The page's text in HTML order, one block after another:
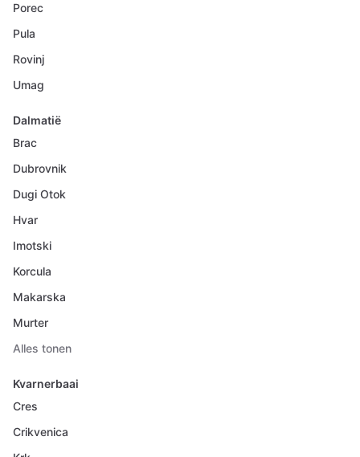
Porec
Pula
Rovinj
Umag
Dalmatië
Brac
Dubrovnik
Dugi Otok
Hvar
Imotski
Korcula
Makarska
Murter
Alles tonen
Kvarnerbaai
Cres
Crikvenica